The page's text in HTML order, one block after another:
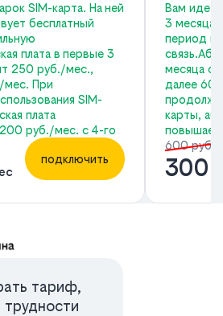
SIM-карта. На ней
бесплатный
плата в первые 3
250 руб./мес.,
мес. При
SIM-
плата
руб./мес. с 4-го
подключить
Вам идет
3 месяца
период
месяца
далее
карты,
600 руб/
300
тариф,
трудности